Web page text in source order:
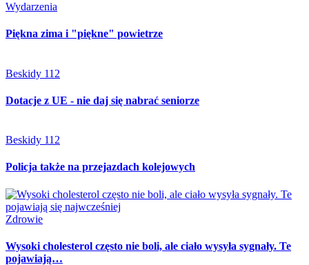
Wydarzenia
Piękna zima i "piękne" powietrze
Beskidy 112
Dotacje z UE - nie daj się nabrać seniorze
Beskidy 112
Policja także na przejazdach kolejowych
Zdrowie
Wysoki cholesterol często nie boli, ale ciało wysyła sygnały. Te
pojawiają…